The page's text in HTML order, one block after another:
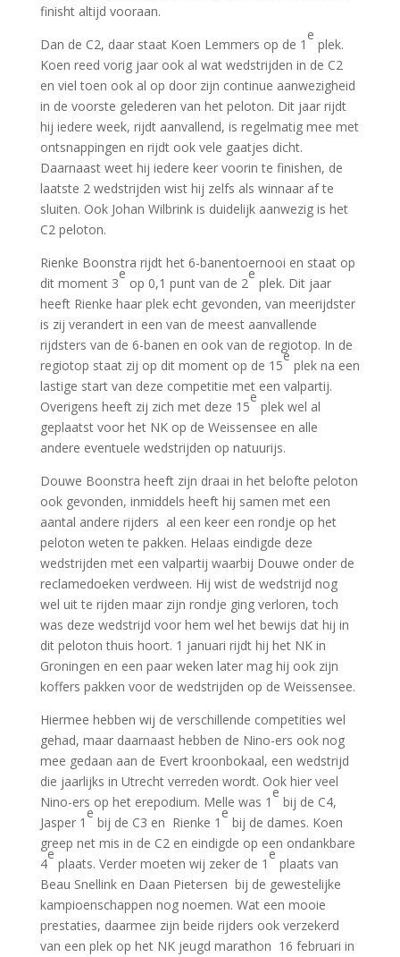
finisht altijd vooraan.
Dan de C2, daar staat Koen Lemmers op de 1
e
plek.
Koen reed vorig jaar ook al wat wedstrijden in de C2
en viel toen ook al op door zijn continue aanwezigheid
in de voorste gelederen van het peloton. Dit jaar rijdt
hij iedere week, rijdt aanvallend, is regelmatig mee met
ontsnappingen en rijdt ook vele gaatjes dicht.
Daarnaast weet hij iedere keer voorin te finishen, de
laatste 2 wedstrijden wist hij zelfs als winnaar af te
sluiten. Ook Johan Wilbrink is duidelijk aanwezig is het
C2 peloton.
Rienke Boonstra rijdt het 6-banentoernooi en staat op
dit moment 3
e
op 0,1 punt van de 2
e
plek. Dit jaar
heeft Rienke haar plek echt gevonden, van meerijdster
is zij verandert in een van de meest aanvallende
rijdsters van de 6-banen en ook van de regiotop. In de
regiotop staat zij op dit moment op de 15
e
plek na een
lastige start van deze competitie met een valpartij.
Overigens heeft zij zich met deze 15
e
plek wel al
geplaatst voor het NK op de Weissensee en alle
andere eventuele wedstrijden op natuurijs.
Douwe Boonstra heeft zijn draai in het belofte peloton
ook gevonden, inmiddels heeft hij samen met een
aantal andere rijders al een keer een rondje op het
peloton weten te pakken. Helaas eindigde deze
wedstrijden met een valpartij waarbij Douwe onder de
reclamedoeken verdween. Hij wist de wedstrijd nog
wel uit te rijden maar zijn rondje ging verloren, toch
was deze wedstrijd voor hem wel het bewijs dat hij in
dit peloton thuis hoort. 1 januari rijdt hij het NK in
Groningen en een paar weken later mag hij ook zijn
koffers pakken voor de wedstrijden op de Weissensee.
Hiermee hebben wij de verschillende competities wel
gehad, maar daarnaast hebben de Nino-ers ook nog
mee gedaan aan de Evert kroonbokaal, een wedstrijd
die jaarlijks in Utrecht verreden wordt. Ook hier veel
Nino-ers op het erepodium. Melle was 1
e
bij de C4,
Jasper 1
e
bij de C3 en Rienke 1
e
bij de dames. Koen
greep net mis in de C2 en eindigde op een ondankbare
4
e
plaats. Verder moeten wij zeker de 1
e
plaats van
Beau Snellink en Daan Pietersen bij de gewestelijke
kampioenschappen nog noemen. Wat een mooie
prestaties, daarmee zijn beide rijders ook verzekerd
van een plek op het NK jeugd marathon 16 februari in